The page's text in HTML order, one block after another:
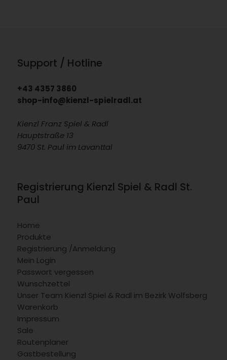
Support / Hotline
+43 4357 3860
shop-info@kienzl-spielradl.at
Kienzl Franz Spiel & Radl
Hauptstraße 13
9470 St. Paul im Lavanttal
Registrierung Kienzl Spiel & Radl St.
Paul
Home
Produkte
Registrierung /Anmeldung
Mein Login
Passwort vergessen
Wunschzettel
Unser Team Kienzl Spiel & Radl im Bezirk Wolfsberg
Warenkorb
Impressum
Sale
Routenplaner
Gastbestellung